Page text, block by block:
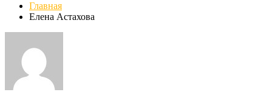
Главная
Елена Астахова